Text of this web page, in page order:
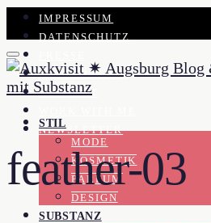
IMPRESSUM
DATENSCHUTZ
KOOPERATION
KONTAKT
NEWSLETTER
STIL
MODE
KOSMETIK
PARFUM
DESIGN
SUBSTANZ
feather-03